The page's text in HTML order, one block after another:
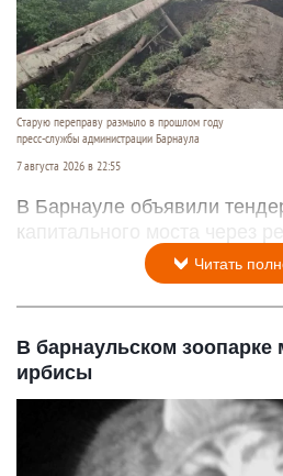
Старую переправу размыло в прошлом году
пресс-службы администрации Барнаула
7 августа 2026 в 22:55
В Барнауле объявили
капитального моста через
Читать
В барнаульском зоопарке
ирбисы